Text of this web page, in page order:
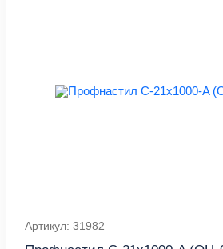
Артикул: 31982